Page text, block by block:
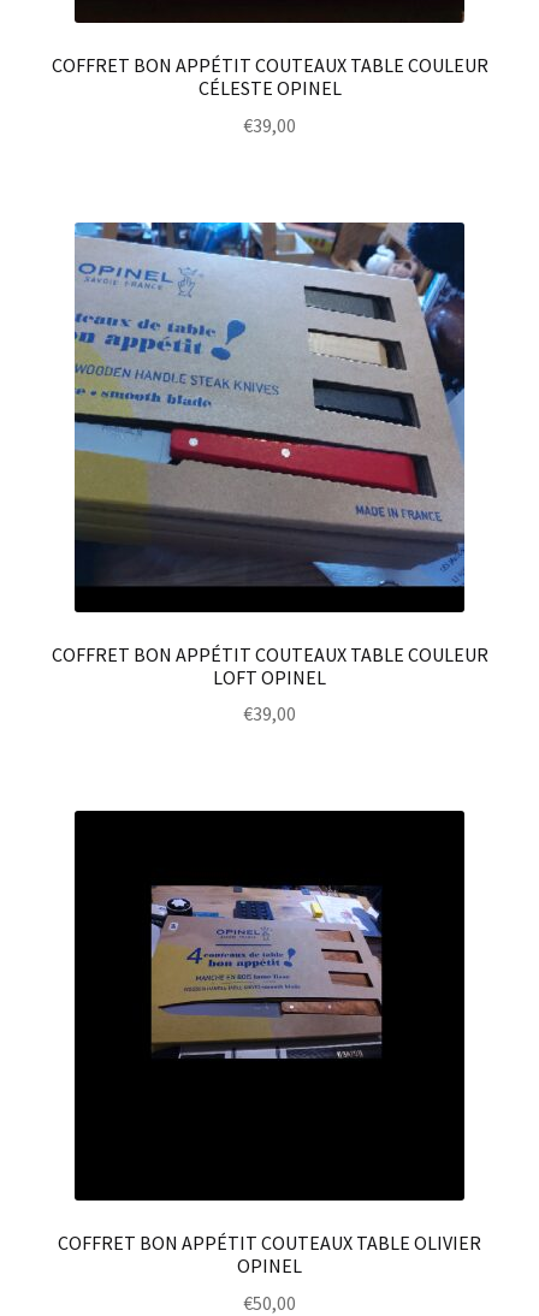
COFFRET BON APPÉTIT COUTEAUX TABLE COULEUR
CÉLESTE OPINEL
€39,00
COFFRET BON APPÉTIT COUTEAUX TABLE COULEUR
LOFT OPINEL
€39,00
COFFRET BON APPÉTIT COUTEAUX TABLE OLIVIER
OPINEL
€50,00